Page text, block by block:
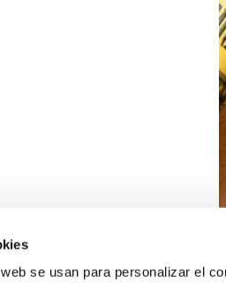
se usan para personalizar el